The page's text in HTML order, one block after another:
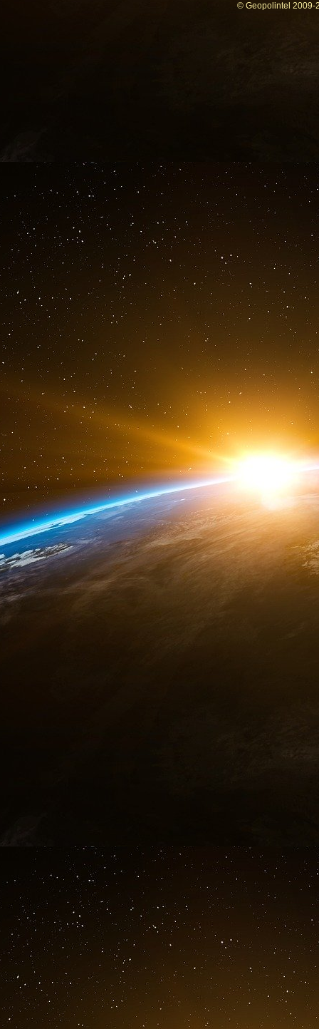
processus oligarchique s’explique par le
une profonde imbrication des capitaux
guerre mondiale, la domination militaire du
et la récupération des « élites militaires
américain (CIA, NASA etc.)[ 6
. Ajoutons
hauts dignitaires nazis a largement dû son
La suprématie anglo-saxonne, version
consolidée et a été juridiquement cristallisée
accordé à l’oligarchie américaine la
occidentales
[9 . Bretton Woods a finalisé
sous le joug duquel nous vivons
et la direction des institutions financières
FMI et d’autres institutions bancaires «
Au désordre politique
La BRI est une des pierres angulaires du
saxonne : à savoir l’enrichissement des
directement, comme ce fut le cas auparavant
tutelle directe des biens et matières premières.
Concrètement, le paiement des intérêts, qu’il
des individus isolés, réalise en réalité un
(alimentées par les citoyens-con-tribuables)
précisément notamment - car nous
strictement monétaire - ce transfert de
mainmise des acteurs financiers sur une
Au fond, la méthode financière, d’origine
contrôle directe sur les biens, s’avèrent être
du capital que toute autre méthode
continentale. Sa discrétion en termes de
anonymes de capitaux pour aboutir à leur
pour les populations, une mise en esclavage
Il faut ajouter que cet anonymat n’est rendu
capitaux et autres trusts qui utilisent le
fictive juridiquement accordée à un
véritables détenteurs des capitaux et leur
© Geopolintel 2009-